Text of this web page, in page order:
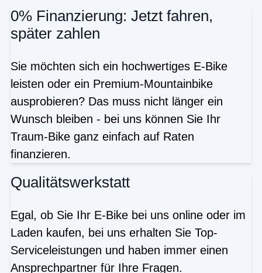
0% Finanzierung: Jetzt fahren,
später zahlen
Sie möchten sich ein hochwertiges E-Bike
leisten oder ein Premium-Mountainbike
ausprobieren? Das muss nicht länger ein
Wunsch bleiben - bei uns können Sie Ihr
Traum-Bike ganz einfach auf Raten
finanzieren.
Qualitätswerkstatt
Egal, ob Sie Ihr E-Bike bei uns online oder im
Laden kaufen, bei uns erhalten Sie Top-
Serviceleistungen und haben immer einen
Ansprechpartner für Ihre Fragen.